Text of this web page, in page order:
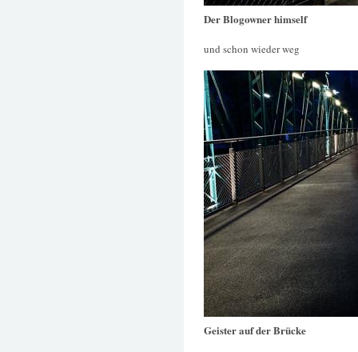
Der Blogowner himself
und schon wieder weg
Geister auf der Brücke